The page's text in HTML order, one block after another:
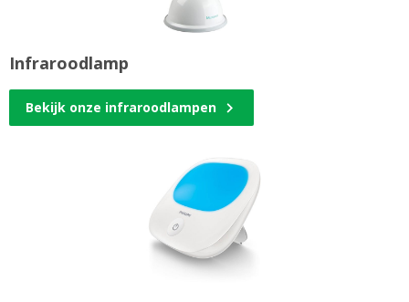
Infraroodlamp
Bekijk onze infraroodlampen